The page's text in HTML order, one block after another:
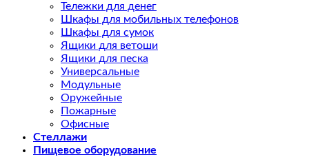
Тележки для денег
Шкафы для мобильных телефонов
Шкафы для сумок
Ящики для ветоши
Ящики для песка
Универсальные
Модульные
Оружейные
Пожарные
Офисные
Стеллажи
Пищевое оборудование